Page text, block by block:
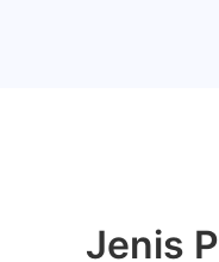
Jenis